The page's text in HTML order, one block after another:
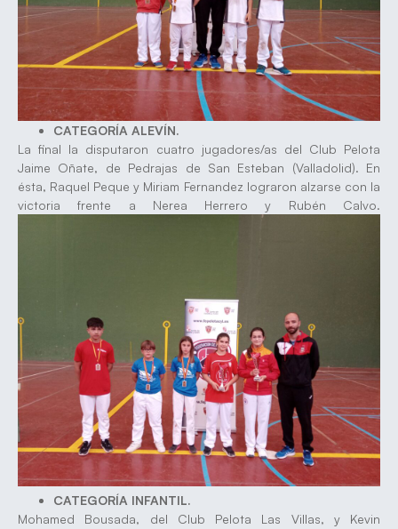
CATEGORÍA ALEVÍN.
La final la disputaron cuatro jugadores/as del Club Pelota
Jaime Oñate, de Pedrajas de San Esteban (Valladolid). En
ésta, Raquel Peque y Miriam Fernandez lograron alzarse con la
victoria frente a Nerea Herrero y Rubén Calvo.
CATEGORÍA INFANTIL.
Mohamed Bousada, del Club Pelota Las Villas, y Kevin